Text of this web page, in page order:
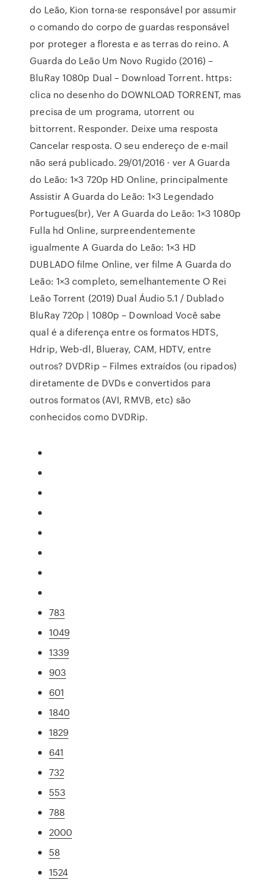
do Leão, Kion torna-se responsável por assumir
o comando do corpo de guardas responsável
por proteger a floresta e as terras do reino. A
Guarda do Leão Um Novo Rugido (2016) –
BluRay 1080p Dual – Download Torrent. https:
clica no desenho do DOWNLOAD TORRENT, mas
precisa de um programa, utorrent ou
bittorrent. Responder. Deixe uma resposta
Cancelar resposta. O seu endereço de e-mail
não será publicado. 29/01/2016 · ver A Guarda
do Leão: 1×3 720p HD Online, principalmente
Assistir A Guarda do Leão: 1×3 Legendado
Portugues(br), Ver A Guarda do Leão: 1×3 1080p
Fulla hd Online, surpreendentemente
igualmente A Guarda do Leão: 1×3 HD
DUBLADO filme Online, ver filme A Guarda do
Leão: 1×3 completo, semelhantemente O Rei
Leão Torrent (2019) Dual Áudio 5.1 / Dublado
BluRay 720p | 1080p – Download Você sabe
qual é a diferença entre os formatos HDTS,
Hdrip, Web-dl, Blueray, CAM, HDTV, entre
outros? DVDRip – Filmes extraídos (ou ripados)
diretamente de DVDs e convertidos para
outros formatos (AVI, RMVB, etc) são
conhecidos como DVDRip.
783
1049
1339
903
601
1840
1829
641
732
553
788
2000
58
1524